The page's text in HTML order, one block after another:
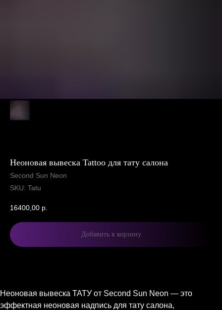
Неоновая вывеска Tattoo для тату салона
Second Sun Neon
SKU: Tatu
16400,00 р.
Добавить в корзину
Неоновая вывеска ТАТУ от Second Sun Neon — это
эффектная неоновая надпись для тату салона,